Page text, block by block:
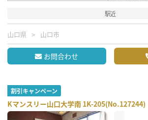
駅近
山口県 山口市
お問合わせ
割引キャンペーン
Kマンスリー山口大学南 1K-205(No.127244)